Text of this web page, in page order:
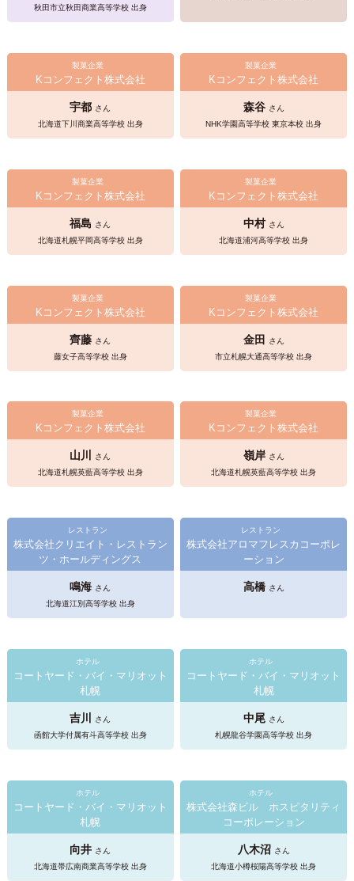
秋田市立秋田商業高等学校 出身
製菓企業
Kコンフェクト株式会社
宇都 さん
北海道下川商業高等学校 出身
製菓企業
Kコンフェクト株式会社
森谷 さん
NHK学園高等学校 東京本校 出身
製菓企業
Kコンフェクト株式会社
福島 さん
北海道札幌平岡高等学校 出身
製菓企業
Kコンフェクト株式会社
中村 さん
北海道浦河高等学校 出身
製菓企業
Kコンフェクト株式会社
齊藤 さん
藤女子高等学校 出身
製菓企業
Kコンフェクト株式会社
金田 さん
市立札幌大通高等学校 出身
製菓企業
Kコンフェクト株式会社
山川
さん
北海道札幌英藍高等学校 出身
製菓企業
Kコンフェクト株式会社
嶺岸 さん
北海道札幌英藍高等学校 出身
レストラン
株式会社クリエイト・レストラン
ツ・ホールディングス
鳴海 さん
北海道江別高等学校 出身
レストラン
株式会社アロマフレスカコーポレ
ーション
高橋 さん
ホテル
コートヤード・バイ・マリオット
札幌
吉川
さん
函館大学付属有斗高等学校 出身
ホテル
コートヤード・バイ・マリオット
札幌
中尾 さん
札幌龍谷学園高等学校 出身
ホテル
コートヤード・バイ・マリオット
札幌
向井 さん
北海道帯広南商業高等学校 出身
ホテル
株式会社森ビル ホスピタリティ
コーポレーション
八木沼 さん
北海道小樽桜陽高等学校 出身